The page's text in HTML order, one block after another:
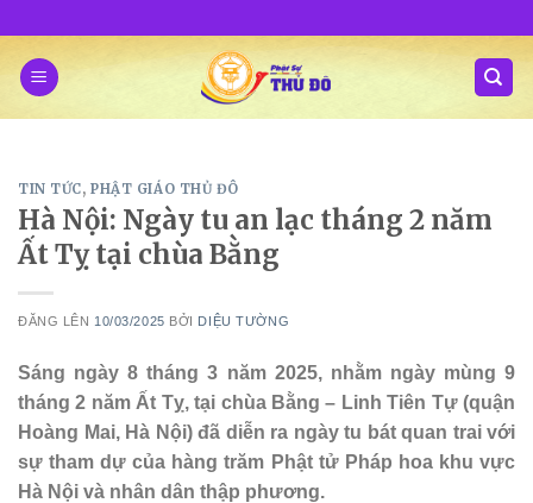
content
TIN TỨC,PHẬT GIÁO THỦ ĐÔ
Hà Nội: Ngày tu an lạc tháng 2 năm
Ất Tỵ tại chùa Bằng
ĐĂNG LÊN 10/03/2025 BỞI DIỆU TƯỜNG
Sáng ngày 8 tháng 3 năm 2025, nhằm ngày mùng 9
tháng 2 năm Ất Tỵ, tại chùa Bằng – Linh Tiên Tự (quận
Hoàng Mai, Hà Nội) đã diễn ra ngày tu bát quan trai với
sự tham dự của hàng trăm Phật tử Pháp hoa khu vực
Hà Nội và nhân dân thập phương.